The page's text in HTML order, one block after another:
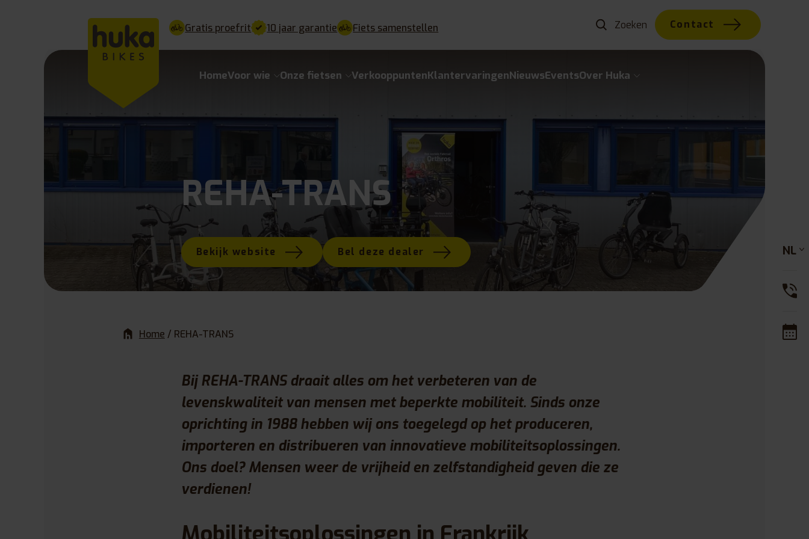
Gratis proefrit 10 jaar garantie Fiets samenstellen Contact
HomeVoor wie Onze fietsen VerkooppuntenKlantervaringenNieuwsEventsOver Huka
REHA-TRANS
Bekijk website Bel deze dealer
Home / REHA-TRANS
Bij REHA-TRANS draait alles om het verbeteren van de
levenskwaliteit van mensen met beperkte mobiliteit. Sinds onze
oprichting in 1988 hebben wij ons toegelegd op het produceren,
importeren en distribueren van innovatieve mobiliteitsoplossingen.
Ons doel? Mensen weer de vrijheid en zelfstandigheid geven die ze
verdienen!
NL